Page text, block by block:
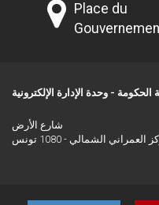
Place du
الحكومة - وحدة الإدارة الإلكترونية
شارع الأرض
العمراني الشمالي - 1080 تونس